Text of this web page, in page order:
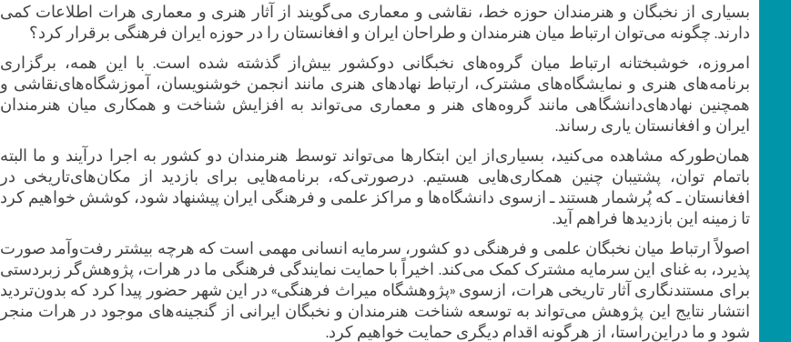
بسیاری ‌از نخبگان و هنرمندان حوزه خط، نقاشی و معماری می‌گویند از آثار هنری و معماری هرات اطلاعات کمی
دارند. چگونه می‌توان ارتباط میان هنرمندان و طراحان ایران و افغانستان را در حوزه ایران ‌فرهنگی برقرار‌ کرد؟
امروزه، خوشبختانه ارتباط میان گروه‌های ‌نخبگانی دوکشور بیش‌از گذشته شده ‌است. با این‌ همه، برگزاری
برنامه‌های هنری و نمایشگاه‌های مشترک، ارتباط نهادهای هنری مانند انجمن‌ خوشنویسان، آموزشگاه‌های‌نقاشی و
همچنین نهادهای‌دانشگاهی مانند گروه‌های‌ هنر و معماری می‌تواند به افزایش شناخت و همکاری میان هنرمندان
ایران و افغانستان یاری‌ رساند.
همان‌طورکه مشاهده می‌کنید، بسیاری‌از این ابتکارها می‌تواند توسط هنرمندان دو کشور به اجرا درآیند و ما البته
باتمام توان، پشتیبان چنین همکاری‌هایی هستیم. درصورتی‌که، برنامه‌هایی برای بازدید از مکان‌های‌تاریخی در
افغانستان ـ که پُرشمار هستند ـ ازسوی دانشگاه‌ها و مراکز علمی و فرهنگی ایران پیشنهاد شود، کوشش خواهیم کرد
تا زمینه این بازدیدها فراهم آید.
اصولاً ارتباط میان نخبگان‌ علمی و فرهنگی دو کشور، سرمایه‌‌ انسانی مهمی است که هرچه بیشتر رفت‌وآمد صورت
‌پذیرد، به ‌غنای این سرمایه ‌مشترک کمک‌ می‌کند. اخیراً با حمایت نمایندگی ‌فرهنگی ما در هرات، پژوهش‌گر‌ زبردستی
برای مستندنگاری آثار تاریخی هرات، ازسوی «پژوهشگاه‌ میراث‌ فرهنگی» در این‌ شهر حضور پیدا‌ کرد که بدون‌‌تردید
انتشار نتایج این ‌پژوهش می‌تواند به توسعه شناخت هنرمندان و نخبگان ایرانی از گنجینه‌های موجود در هرات منجر
شود و ما دراین‌راستا، از هرگونه اقدام‌ دیگری حمایت خواهیم‌ کرد.